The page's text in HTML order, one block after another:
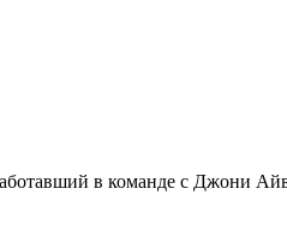
в команде с Джони